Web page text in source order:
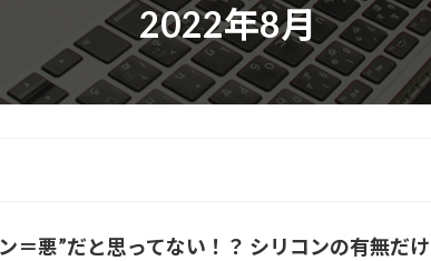
2022年8月
＝悪”だと思ってない！？ シリコンの有無だけ